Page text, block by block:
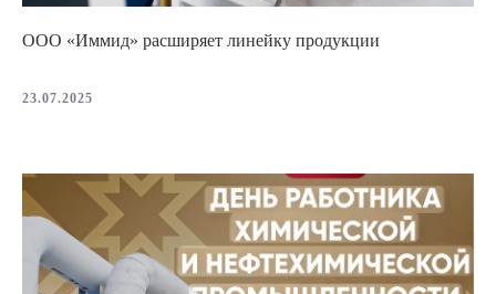
ООО «Иммид» расширяет линейку продукции
23.07.2025